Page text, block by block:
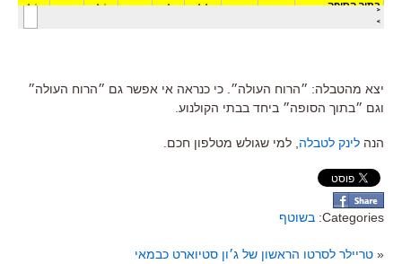
יצא מהטבלה: ״הרוח העולה״. כי כנראה אי אפשר גם ״הרוח העולה״
וגם ״בתוך הסופה״ ביחד בבתי הקולנוע.
הנה לינק לטבלה , למי שגולש מטלפון חכם.
Categories: בשוטף
« טריילר לסרטו הראשון של ג׳ון סטיוארט כבמאי